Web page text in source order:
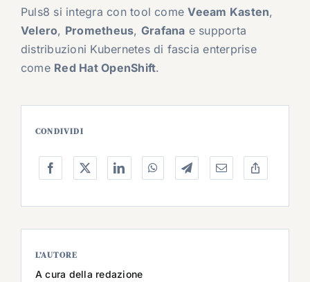
Puls8 si integra con tool comeVeeam Kasten,
Velero, Prometheus, Grafana e supporta
distribuzioni Kubernetes di fascia enterprise
come Red Hat OpenShift.
CONDIVIDI
L’AUTORE
A cura della redazione